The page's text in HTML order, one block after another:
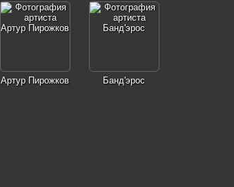
Артур Пирожков Банд'эрос